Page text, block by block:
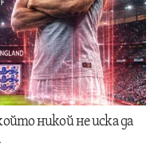
никой не иска да